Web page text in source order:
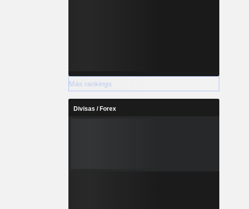
Más rankings
Divisas / Forex